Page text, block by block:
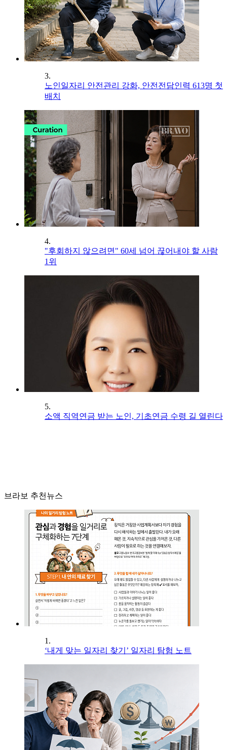
3.
노인일자리 안전관리 강화, 안전전담인력 613명 첫
배치
4.
"후회하지 않으려면" 60세 넘어 끊어내야 할 사람
1위
5.
소액 직역연금 받는 노인, 기초연금 수령 길 열린다
브라보 추천뉴스
1.
‘내게 맞는 일자리 찾기’ 일자리 탐험 노트